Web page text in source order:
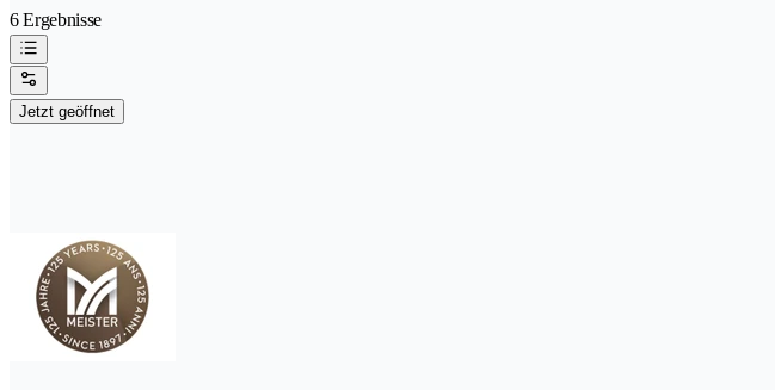
6 Ergebnisse
Jetzt geöffnet